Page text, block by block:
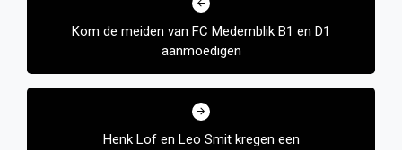
Kom de meiden van FC Medemblik B1 en D1
aanmoedigen
Henk Lof en Leo Smit kregen een